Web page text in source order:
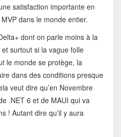
satisfaction importante en
dans le monde entier.
dont on parle moins à la
surtout si la vague folle
le monde se protège, la
dans des conditions presque
veut dire qu’en Novembre
.NET 6 et de MAUI qui va
! Autant dire qu’il y aura